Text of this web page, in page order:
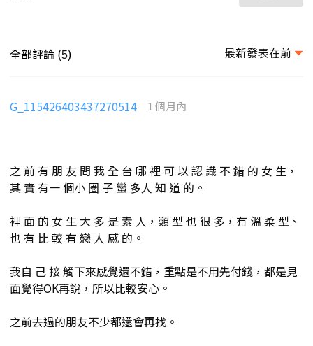
全部評論 (5) 最新發表在前
G_115426403437270514 1 個月內
之 前 有 朋 友 問 我 全 台 哪 裡 可 以 認 識 不 錯 的 女 生，
其 實 有一 個小 圈 子 蠻 多人 知 道 的。
裡 面 的 女 生 大 多 是 素 人，類 型 也 很 多，有 溫 柔 型、
也 有 比 較 有 戀 人 感 的。
我自 己 接 觸下來感覺還不錯，重點是不用先付錢，都是見
面覺得OK再說，所以比較安心。
之前去過的朋友不少都還會再找。